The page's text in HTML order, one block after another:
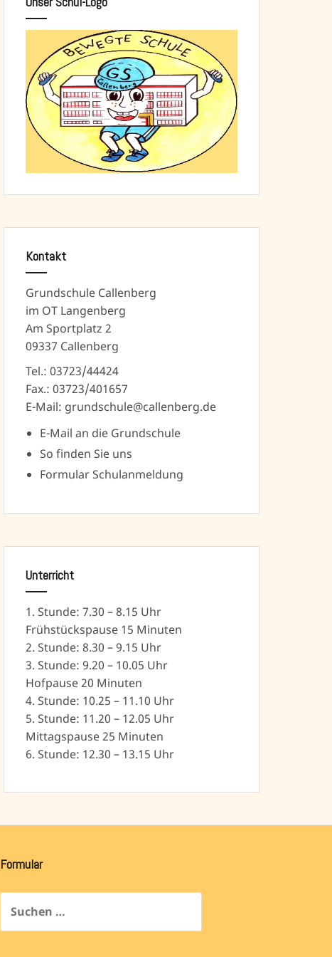
Kontakt
Grundschule Callenberg
im OT Langenberg
Am Sportplatz 2
09337 Callenberg
Tel.: 03723/44424
Fax.: 03723/401657
E-Mail: grundschule@callenberg.de
E-Mail an die Grundschule
So finden Sie uns
Formular Schulanmeldung
Unterricht
1. Stunde: 7.30 – 8.15 Uhr
Frühstückspause 15 Minuten
2. Stunde: 8.30 – 9.15 Uhr
3. Stunde: 9.20 – 10.05 Uhr
Hofpause 20 Minuten
4. Stunde: 10.25 – 11.10 Uhr
5. Stunde: 11.20 – 12.05 Uhr
Mittagspause 25 Minuten
6. Stunde: 12.30 – 13.15 Uhr
Formular
nach: